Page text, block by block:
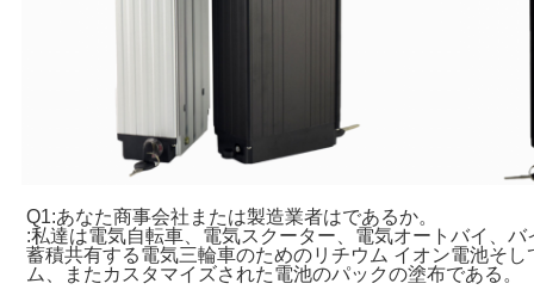
Q1:あなた商事会社または製造業者はであるか。
:私達は電気自転車、電気スクーター、電気オートバイ、
蓄積共有する電気三輪車のためのリチウム イオン電池そ
ム、またカスタマイズされた電池のパックの塗布である。